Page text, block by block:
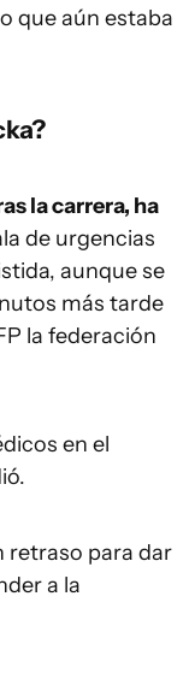
que aún estaba
la carrera, ha
de urgencias
aunque se
más tarde
la federación
en el
retraso para dar
a la